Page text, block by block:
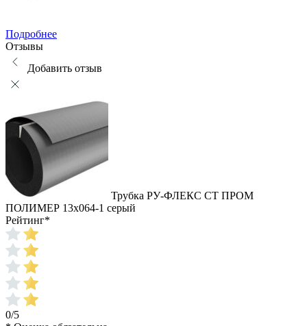
Подробнее
Отзывы
Добавить отзыв
Трубка РУ-ФЛЕКС СТ ПРОМ
ПОЛИМЕР 13x064-1 серый
Рейтинг*
0/5